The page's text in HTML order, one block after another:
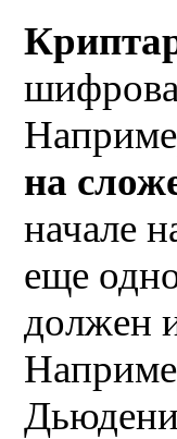
на
начале
еще
должен